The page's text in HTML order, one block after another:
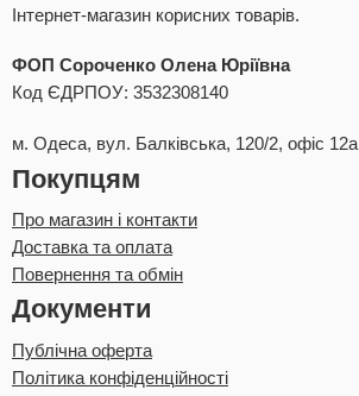
Інтернет-магазин корисних товарів.
ФОП Сороченко Олена Юріївна
Код ЄДРПОУ: 3532308140
м. Одеса, вул. Балківська, 120/2, офіс 12а
Покупцям
Про магазин і контакти
Доставка та оплата
Повернення та обмін
Документи
Публічна оферта
Політика конфіденційності